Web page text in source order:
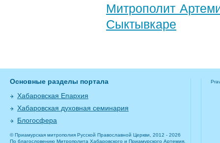
Митрополит
Сыктывкаре
Основные разделы портала
Хабаровская Епархия
Хабаровская духовная семинария
Блогосфера
© Приамурская митрополия Русской Православной Церкви, 2012 - 2026
По благословению Митрополита Хабаровского и Приамурского Артемия.